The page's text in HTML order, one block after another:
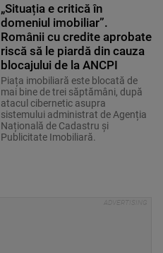
„Situația e critică în
domeniul imobiliar”.
Românii cu credite aprobate
riscă să le piardă din cauza
blocajului de la ANCPI
Piața imobiliară este blocată de
mai bine de trei săptămâni, după
atacul cibernetic asupra
sistemului administrat de Agenția
Națională de Cadastru și
Publicitate Imobiliară.